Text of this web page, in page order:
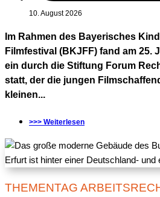
10. August 2026
Im Rahmen des Bayerisches
Filmfestival (BKJFF) fand am 25.
ein durch die Stiftung Forum
statt, der die jungen
kleinen...
>>> Weiterlesen
THEMENTAG